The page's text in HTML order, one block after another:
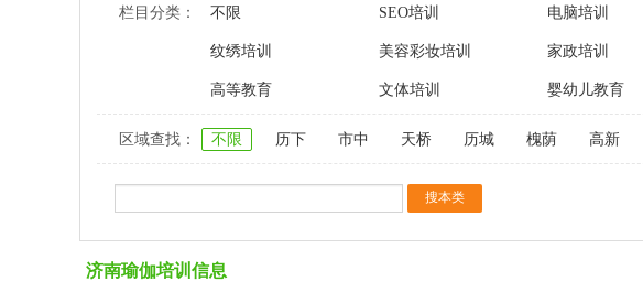
栏目分类： 不限 SEO培训 电脑培训
纹绣培训 美容彩妆培训 家政培训
高等教育 文体培训 婴幼儿教育
区域查找： 不限 历下 市中 天桥 历城 槐荫 高新
济南瑜伽培训信息